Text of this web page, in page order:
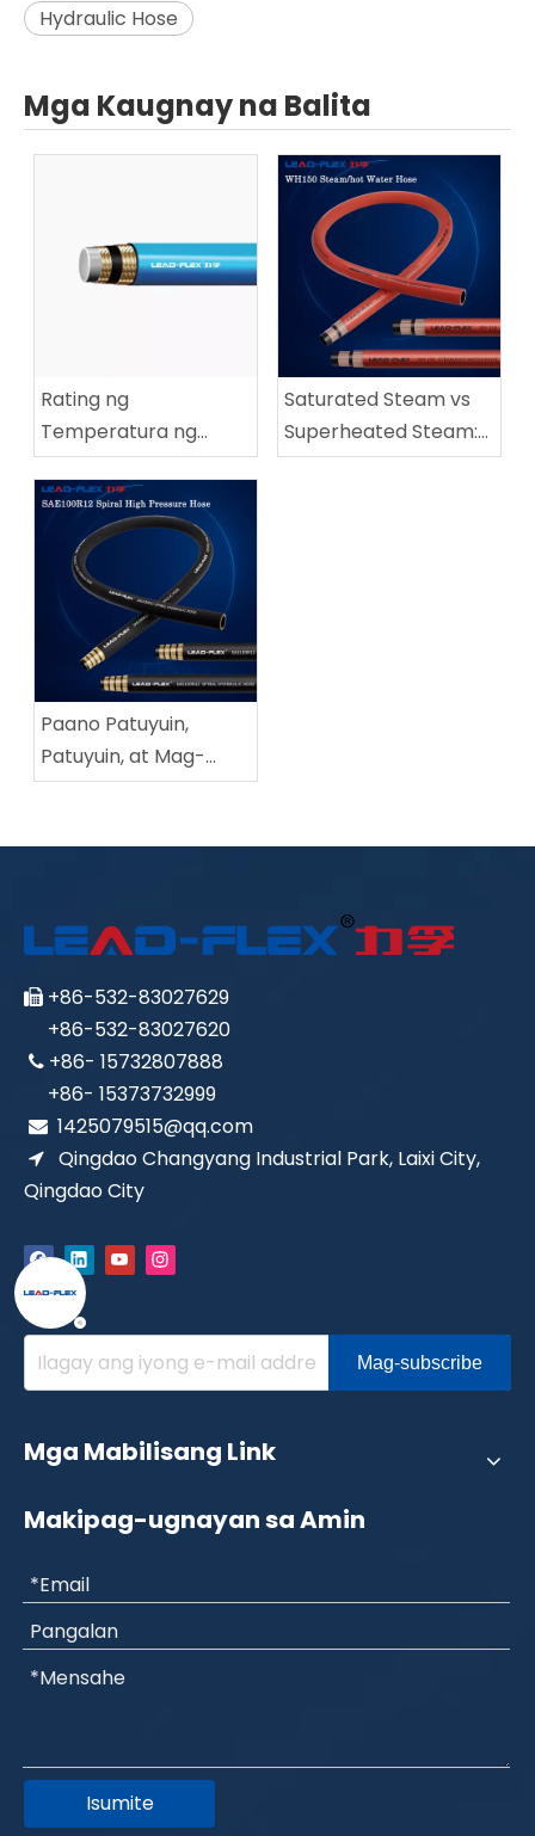
Hydraulic Hose
Mga Kaugnay na Balita
Rating ng
Temperatura ng
Steam Hose kumpara
sa Pressure Rating:
Ano ang Kailangang
Malaman ng Mga
Mamimili sa Industriya
Saturated Steam vs
Superheated Steam:
Paano Pumili ng
Paano Patuyuin,
Patuyuin, at Mag-
imbak ng Steam Hose
 +86-532-83027629
+86-532-83027620
 +86- 15732807888
+86- 15373732999
 1425079515@qq.com
 Qingdao Changyang Industrial Park, Laixi City,
Qingdao City
Mag-subscribe
Mga Mabilisang Link
Makipag-ugnayan sa Amin
Isumite